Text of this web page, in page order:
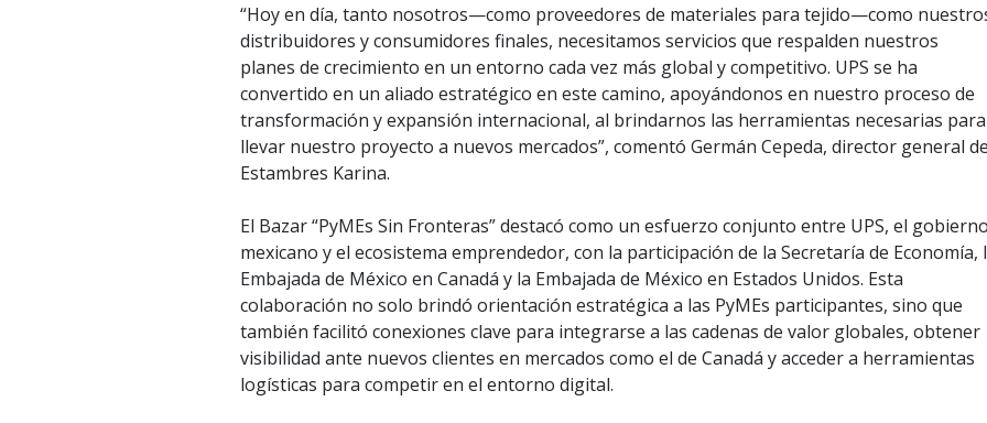
“Hoy en día, tanto nosotros—como proveedores de materiales para tejido—como
distribuidores y consumidores finales, necesitamos servicios que respalden nuestros
planes de crecimiento en un entorno cada vez más global y competitivo. UPS se ha
convertido en un aliado estratégico en este camino, apoyándonos en nuestro proceso de
transformación y expansión internacional, al brindarnos las herramientas necesarias para
llevar nuestro proyecto a nuevos mercados”, comentó Germán Cepeda, director general
Estambres Karina.
El Bazar “PyMEs Sin Fronteras” destacó como un esfuerzo conjunto entre UPS, el
mexicano y el ecosistema emprendedor, con la participación de la Secretaría de Economía,
Embajada de México en Canadá y la Embajada de México en Estados Unidos. Esta
colaboración no solo brindó orientación estratégica a las PyMEs participantes, sino que
también facilitó conexiones clave para integrarse a las cadenas de valor globales, obtener
visibilidad ante nuevos clientes en mercados como el de Canadá y acceder a herramientas
logísticas para competir en el entorno digital.